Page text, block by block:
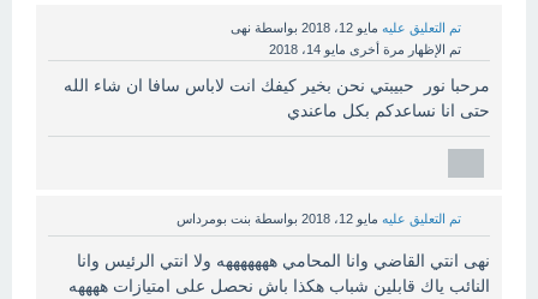
تم التعليق عليه مايو 12، 2018 بواسطة نهى
تم الإظهار مرة أخرى مايو 14، 2018
مرحبا نور حبيبتي نحن بخير كيفك انت لاباس سافا ان شاء الله
حتى انا نساعدكم بكل ماعندي
تم التعليق عليه مايو 12، 2018 بواسطة بنت بومرداس
نهى انتي القاضي وانا المحامي هههههههه ولا انتي الرئيس وانا
النائب ياك قابلين شباب هكذا باش نحصل على امتيازات ههههه